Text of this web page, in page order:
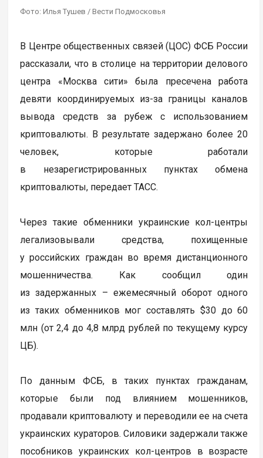
Фото: Илья Тушев / Вести Подмосковья
В Центре общественных связей (ЦОС) ФСБ России
рассказали, что в столице на территории делового
центра «Москва сити» была пресечена работа
девяти координируемых из-за границы каналов
вывода средств за рубеж с использованием
криптовалюты. В результате задержано более 20
человек, которые работали
в незарегистрированных пунктах обмена
криптовалюты, передает ТАСС.
Через такие обменники украинские кол-центры
легализовывали средства, похищенные
у российских граждан во время дистанционного
мошенничества. Как сообщил один
из задержанных – ежемесячный оборот одного
из таких обменников мог составлять $30 до 60
млн (от 2,4 до 4,8 млрд рублей по текущему курсу
ЦБ).
По данным ФСБ, в таких пунктах гражданам,
которые были под влиянием мошенников,
продавали криптовалюту и переводили ее на счета
украинских кураторов. Силовики задержали также
пособников украинских кол-центров в возрасте